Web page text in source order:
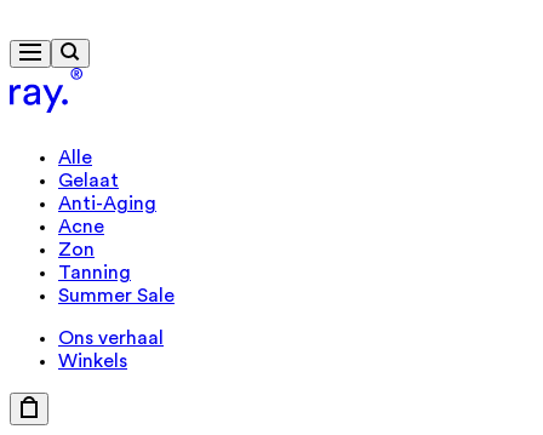
Alle
Gelaat
Anti-Aging
Acne
Zon
Tanning
Summer Sale
Ons verhaal
Winkels